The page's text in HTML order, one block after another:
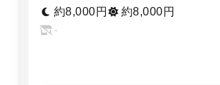
約8,000円
約8,000円
-